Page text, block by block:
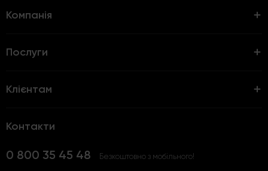
Компанія
Послуги
Клієнтам
Контакти
0 800 35 45 48 Безкоштовно з мобільного!